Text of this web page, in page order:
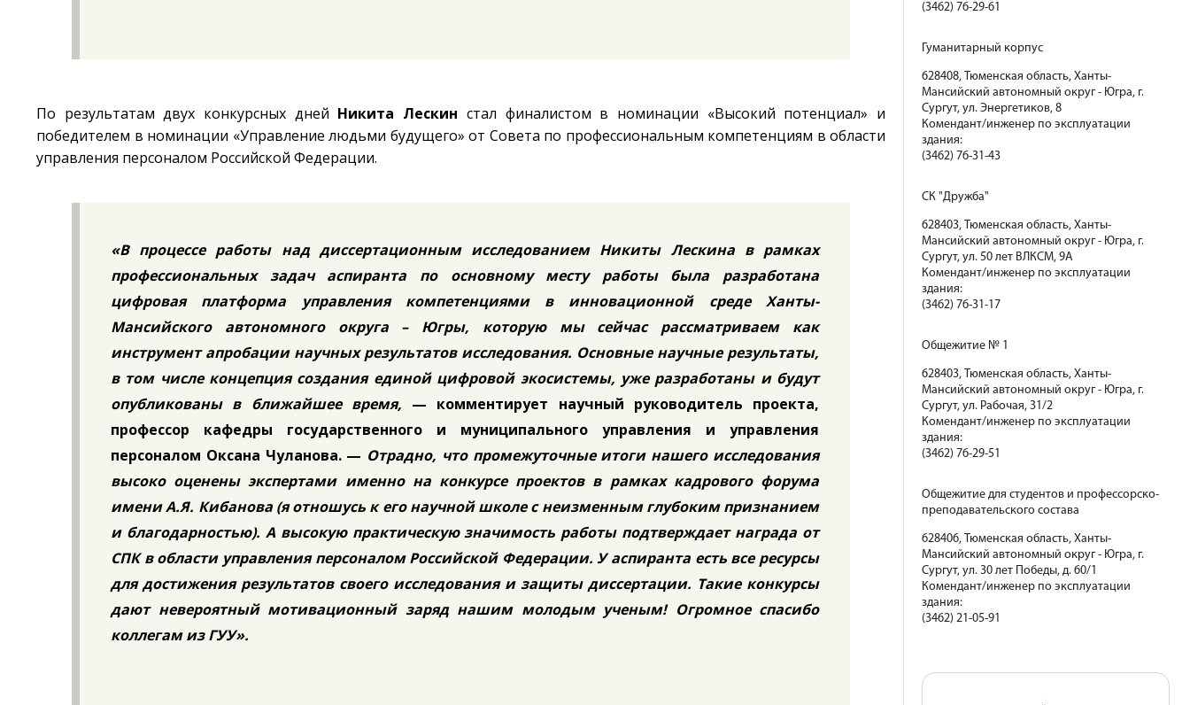
По результатам двух конкурсных дней Никита Лескин стал финалистом в номинации «Высокий потенциал» и
победителем в номинации «Управление людьми будущего» от Совета по профессиональным компетенциям в области
управления персоналом Российской Федерации.
«В процессе работы над диссертационным исследованием Никиты Лескина в рамках
профессиональных задач аспиранта по основному месту работы была разработана
цифровая платформа управления компетенциями в инновационной среде Ханты-
Мансийского автономного округа – Югры, которую мы сейчас рассматриваем как
инструмент апробации научных результатов исследования. Основные научные результаты,
в том числе концепция создания единой цифровой экосистемы, уже разработаны и будут
опубликованы в ближайшее время, — комментирует научный руководитель проекта,
профессор кафедры государственного и муниципального управления и управления
персоналом Оксана Чуланова. — Отрадно, что промежуточные итоги нашего исследования
высоко оценены экспертами именно на конкурсе проектов в рамках кадрового форума
имени А.Я. Кибанова (я отношусь к его научной школе с неизменным глубоким признанием
и благодарностью). А высокую практическую значимость работы подтверждает награда от
СПК в области управления персоналом Российской Федерации. У аспиранта есть все ресурсы
для достижения результатов своего исследования и защиты диссертации. Такие конкурсы
дают невероятный мотивационный заряд нашим молодым ученым! Огромное спасибо
коллегам из ГУУ».
(3462) 76-29-61
Гуманитарный корпус
628408, Тюменская область, Ханты-
Мансийский автономный округ - Югра, г.
Сургут, ул. Энергетиков, 8
Комендант/инженер по эксплуатации
здания:
(3462) 76-31-43
СК "Дружба"
628403, Тюменская область, Ханты-
Мансийский автономный округ - Югра, г.
Сургут, ул. 50 лет ВЛКСМ, 9А
Комендант/инженер по эксплуатации
здания:
(3462) 76-31-17
Общежитие № 1
628403, Тюменская область, Ханты-
Мансийский автономный округ - Югра, г.
Сургут, ул. Рабочая, 31/2
Комендант/инженер по эксплуатации
здания:
(3462) 76-29-51
Общежитие для студентов и профессорско-
преподавательского состава
628406, Тюменская область, Ханты-
Мансийский автономный округ - Югра, г.
Сургут, ул. 30 лет Победы, д. 60/1
Комендант/инженер по эксплуатации
здания:
(3462) 21-05-91